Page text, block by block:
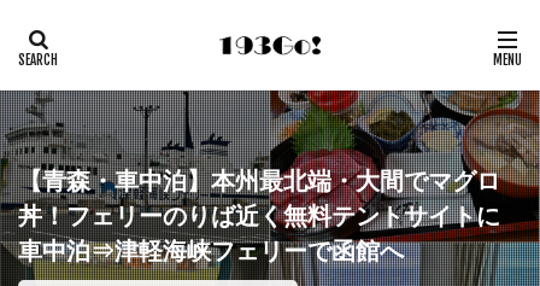
【青森・車中泊】本州最北端・大間でマグロ
丼！フェリーのりば近く無料テントサイトに
車中泊⇒津軽海峡フェリーで函館へ